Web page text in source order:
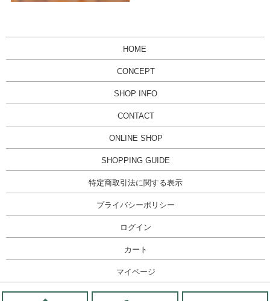
HOME
CONCEPT
SHOP INFO
CONTACT
ONLINE SHOP
SHOPPING GUIDE
特定商取引法に関する表示
プライバシーポリシー
ログイン
カート
マイページ